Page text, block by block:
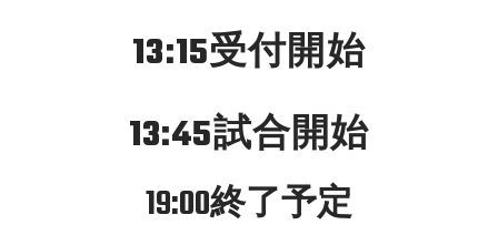
13:15受付開始
13:45試合開始
19:00終了予定